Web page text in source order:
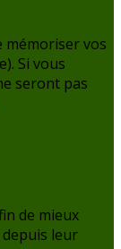
mémoriser vos
Si vous
seront pas
de mieux
leur